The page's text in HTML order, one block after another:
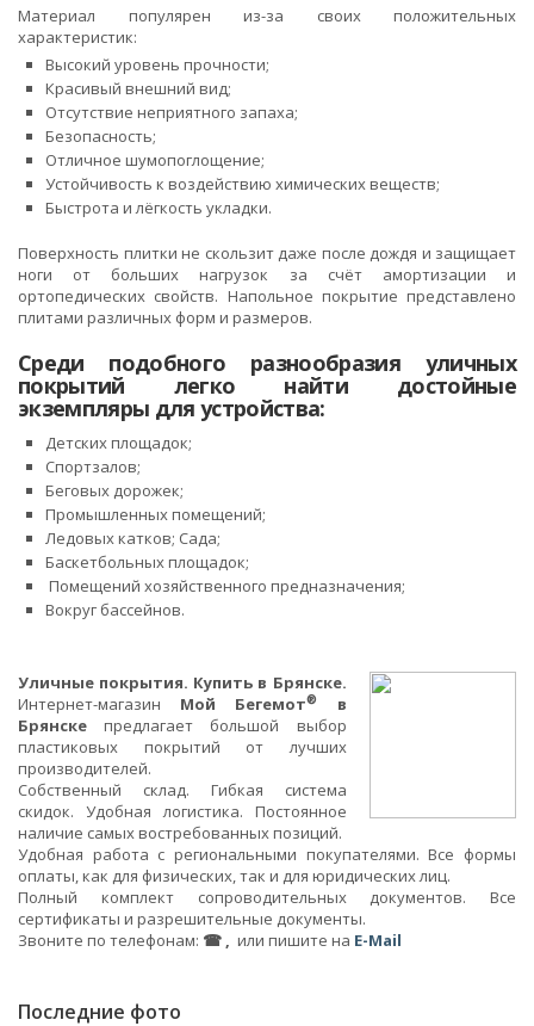
Материал популярен из-за своих положительных
характеристик:
Высокий уровень прочности;
Красивый внешний вид;
Отсутствие неприятного запаха;
Безопасность;
Отличное шумопоглощение;
Устойчивость к воздействию химических веществ;
Быстрота и лёгкость укладки.
Поверхность плитки не скользит даже после дождя и защищает
ноги от больших нагрузок за счёт амортизации и
ортопедических свойств. Напольное покрытие представлено
плитами различных форм и размеров.
Среди подобного разнообразия уличных
покрытий легко найти достойные
экземпляры для устройства:
Детских площадок;
Спортзалов;
Беговых дорожек;
Промышленных помещений;
Ледовых катков; Сада;
Баскетбольных площадок;
Помещений хозяйственного предназначения;
Вокруг бассейнов.
Уличные покрытия. Купить в Брянске.
Интернет-магазин Мой Бегемот®
в
Брянске предлагает большой выбор
пластиковых покрытий от лучших
производителей.
Собственный склад. Гибкая система
скидок. Удобная логистика. Постоянное
наличие самых востребованных позиций.
Удобная работа с региональными покупателями. Все формы
оплаты, как для физических, так и для юридических лиц.
Полный комплект сопроводительных документов. Все
сертификаты и разрешительные документы.
Звоните по телефонам: ☎ , или пишите на E-Mail
Последние фото